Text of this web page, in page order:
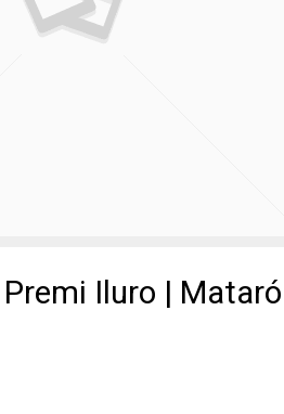
Iluro | Mataró